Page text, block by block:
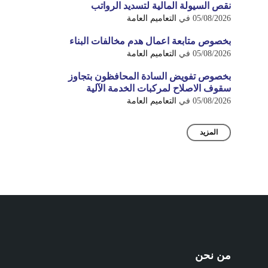
نقص السيولة المالية لتسديد الرواتب
05/08/2026 في التعاميم العامة
بخصوص متابعة اعمال هدم مخالفات البناء
05/08/2026 في التعاميم العامة
بخصوص تفويض السادة المحافظون بتجاوز
سقوف الاصلاح لمركبات الخدمة الآلية
05/08/2026 في التعاميم العامة
المزيد
من نحن